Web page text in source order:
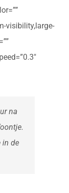
visibility,large-
na
in de